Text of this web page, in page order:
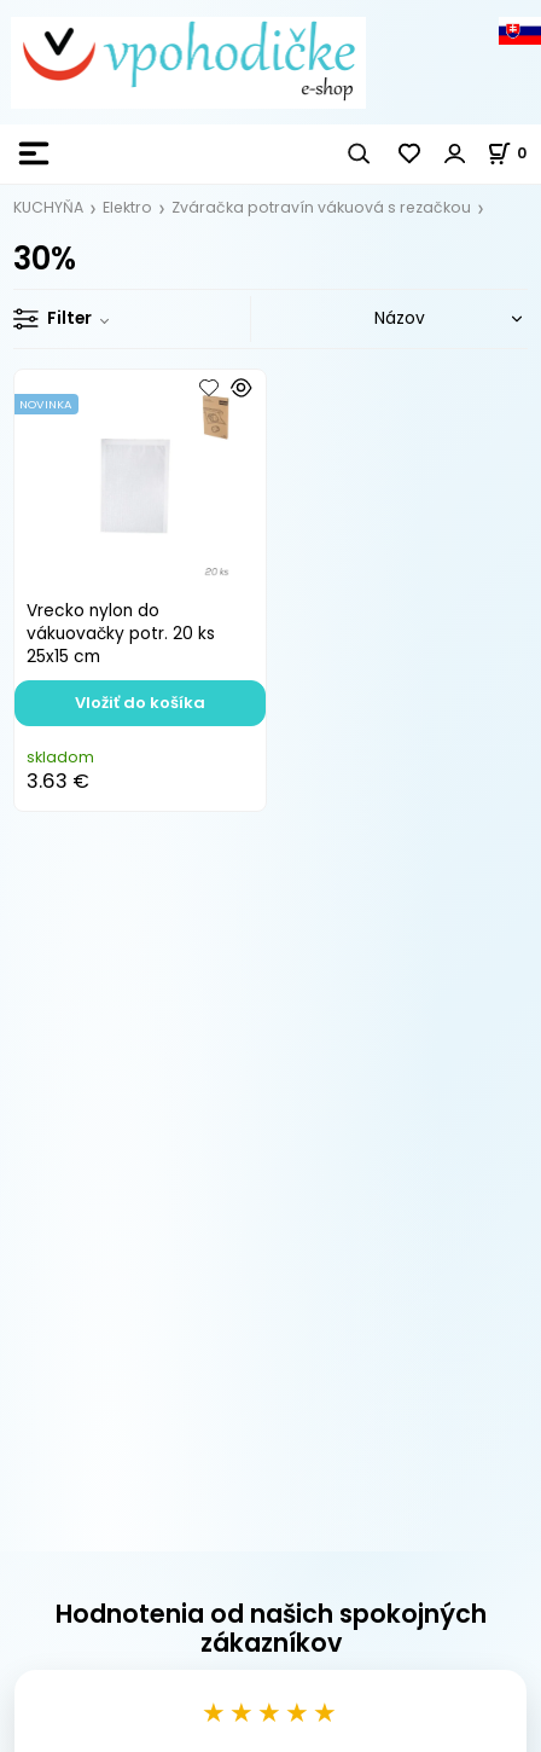
0
KUCHYŇA Elektro Zváračka potravín vákuová s rezačkou
30%
Filter
Vrecko nylon do
vákuovačky potr. 20 ks
25x15 cm
NOVINKA
skladom
3.63 €
Vložiť do košíka
Hodnotenia od našich spokojných
zákazníkov
★★★★★